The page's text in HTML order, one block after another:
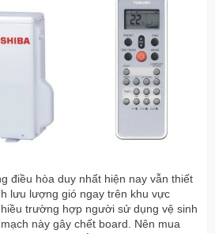
điều hòa duy nhất hiện nay vẫn thiết
lưu lượng gió ngay trên khu vực
trường hợp người sử dụng vệ sinh
này gây chết board. Nên mua